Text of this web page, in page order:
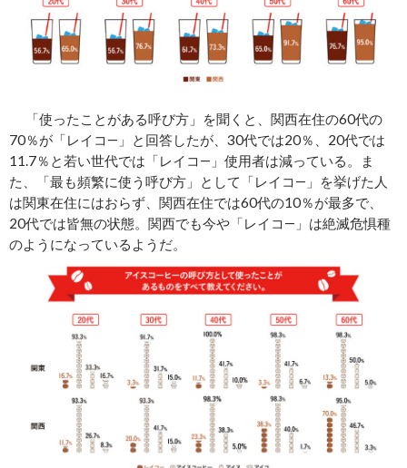
「使ったことがある呼び方」を聞くと、関西在住の60代の
70％が「レイコ―」と回答したが、30代では20％、20代では
11.7％と若い世代では「レイコ―」使用者は減っている。ま
た、「最も頻繁に使う呼び方」として「レイコ―」を挙げた人
は関東在住にはおらず、関西在住では60代の10％が最多で、
20代では皆無の状態。関西でも今や「レイコ―」は絶滅危惧種
のようになっているようだ。